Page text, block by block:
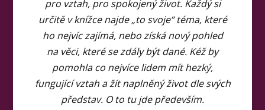
pro vztah, pro spokojený život. Každý si
určitě v knížce najde „to svoje“ téma, které
ho nejvíc zajímá, nebo získá nový pohled
na věci, které se zdály být dané. Kéž by
pomohla co nejvíce lidem mít hezký,
fungující vztah a žít naplněný život dle svých
představ. O to tu jde především.